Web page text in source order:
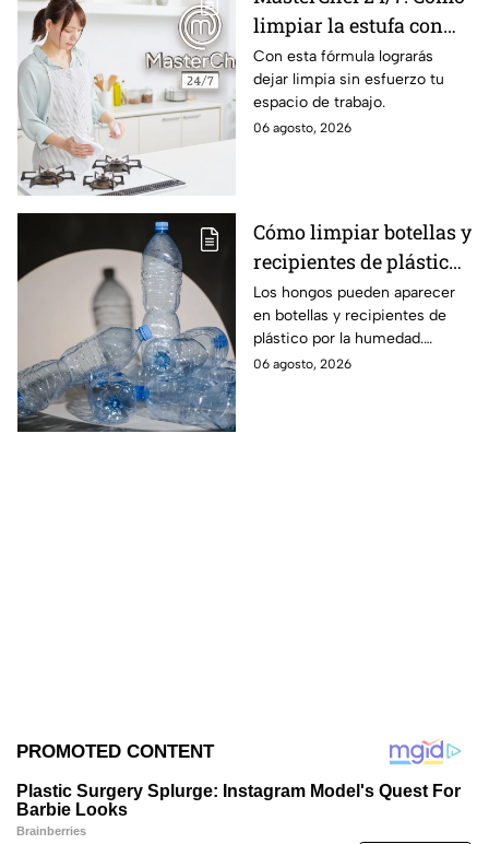
limpiar la estufa con
bicarbonato y limón
Con esta fórmula lograrás
dejar limpia sin esfuerzo tu
espacio de trabajo.
06 agosto, 2026
Cómo limpiar botellas y
recipientes de plástico
con hongos
Los hongos pueden aparecer
en botellas y recipientes de
plástico por la humedad.
Aprende cómo limpiarlos
06 agosto, 2026